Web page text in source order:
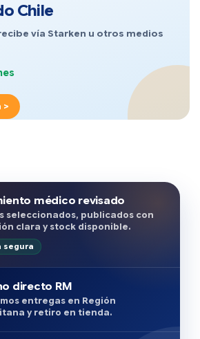
Chile
vía Starken u otros medios
>
médico revisado
seleccionados, publicados con
clara y stock disponible.
segura
directo RM
entregas en Región
y retiro en tienda.